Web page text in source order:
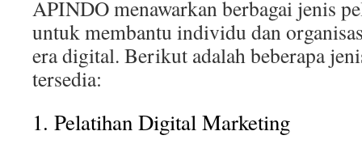
APINDO menawarkan berbagai jenis
untuk membantu individu dan
era digital. Berikut adalah beberapa
tersedia:
1. Pelatihan Digital Marketing